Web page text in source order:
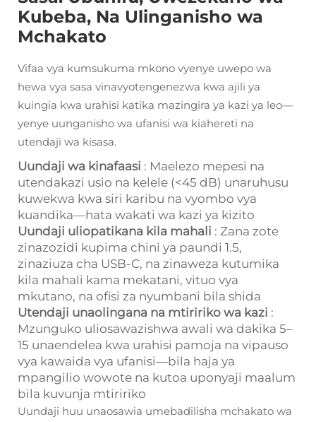
Kubeba, Na Ulinganisho wa
Mchakato
Vifaa vya kumsukuma mkono vyenye uwepo wa
hewa vya sasa vinavyotengenezwa kwa ajili ya
kuingia kwa urahisi katika mazingira ya kazi ya leo—
yenye uunganisho wa ufanisi wa kiahereti na
utendaji wa kisasa.
Uundaji wa kinafaasi : Maelezo mepesi na
utendakazi usio na kelele (<45 dB) unaruhusu
kuwekwa kwa siri karibu na vyombo vya
kuandika—hata wakati wa kazi ya kizito
Uundaji uliopatikana kila mahali : Zana zote
zinazozidi kupima chini ya paundi 1.5,
zinaziuza cha USB-C, na zinaweza kutumika
kila mahali kama mekatani, vituo vya
mkutano, na ofisi za nyumbani bila shida
Utendaji unaolingana na mtiririko wa kazi :
Mzunguko uliosawazishwa awali wa dakika 5–
15 unaendelea kwa urahisi pamoja na vipauso
vya kawaida vya ufanisi—bila haja ya
mpangilio wowote na kutoa uponyaji maalum
bila kuvunja mtiririko
Uundaji huu unaosawia umebadilisha mchakato wa